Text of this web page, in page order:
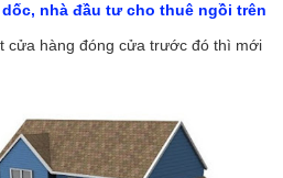
nhà đầu tư cho thuê ngồi trên
cửa hàng đóng cửa trước đó thì mới